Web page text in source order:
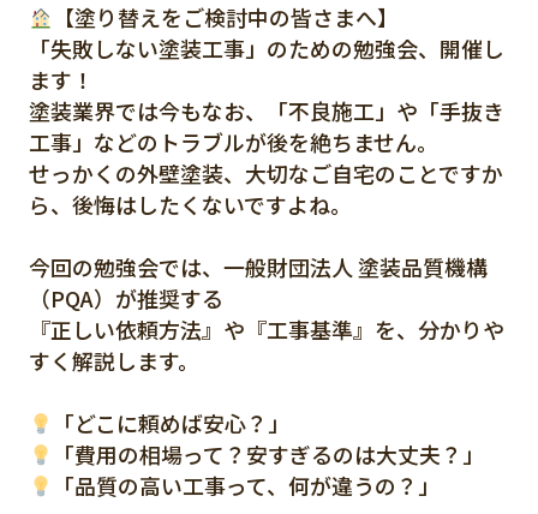
【塗り替えをご検討中の皆さまへ】
「失敗しない塗装工事」のための勉強会、開催し
ます！
塗装業界では今もなお、「不良施工」や「手抜き
工事」などのトラブルが後を絶ちません。
せっかくの外壁塗装、大切なご自宅のことですか
ら、後悔はしたくないですよね。
今回の勉強会では、一般財団法人 塗装品質機構
（PQA）が推奨する
『正しい依頼方法』や『工事基準』を、分かりや
すく解説します。
「どこに頼めば安心？」
「費用の相場って？安すぎるのは大丈夫？」
「品質の高い工事って、何が違うの？」